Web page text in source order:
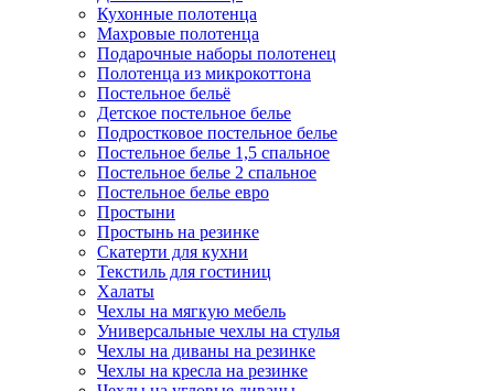
Кухонные полотенца
Махровые полотенца
Подарочные наборы полотенец
Полотенца из микрокоттона
Постельное бельё
Детское постельное белье
Подростковое постельное белье
Постельное белье 1,5 спальное
Постельное белье 2 спальное
Постельное белье евро
Простыни
Простынь на резинке
Скатерти для кухни
Текстиль для гостиниц
Халаты
Чехлы на мягкую мебель
Универсальные чехлы на стулья
Чехлы на диваны на резинке
Чехлы на кресла на резинке